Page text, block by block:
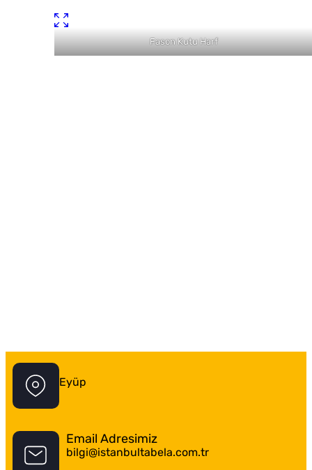
Fason Kutu Harf
Eyüp
Email Adresimiz
bilgi@istanbultabela.com.tr